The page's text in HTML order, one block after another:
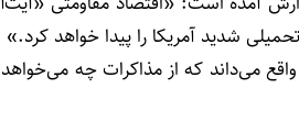
شدید آمریکا را پیدا خواهد کرد.»
واقع می‌داند که از مذاکرات چه